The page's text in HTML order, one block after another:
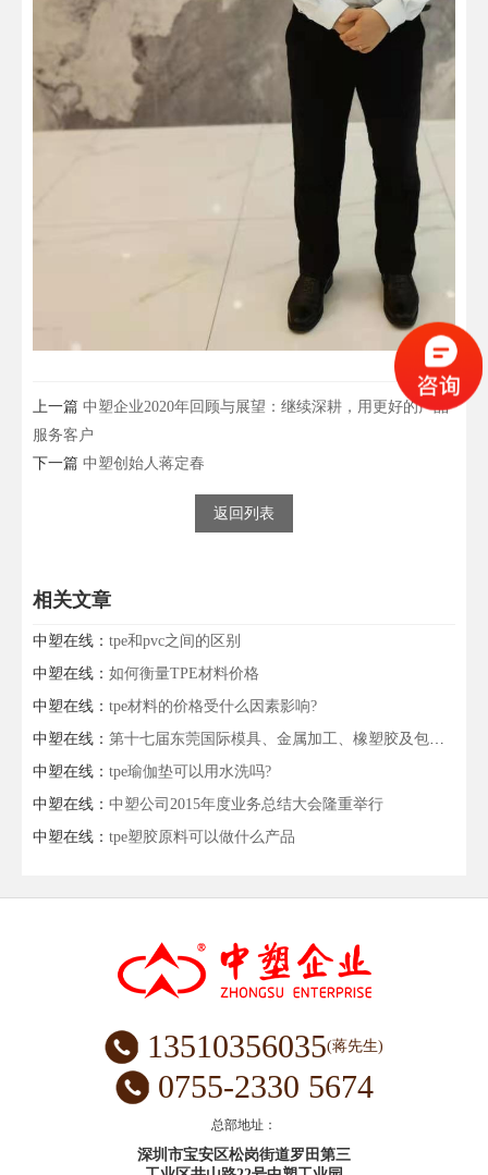
上一篇 中塑企业2020年回顾与展望：继续深耕，用更好的产品
服务客户
下一篇 中塑创始人蒋定春
返回列表
相关文章
中塑在线： tpe和pvc之间的区别
中塑在线： 如何衡量TPE材料价格
中塑在线： tpe材料的价格受什么因素影响?
中塑在线： 第十七届东莞国际模具、金属加工、橡塑胶及包装展会
中塑在线： tpe瑜伽垫可以用水洗吗?
中塑在线： 中塑公司2015年度业务总结大会隆重举行
中塑在线： tpe塑胶原料可以做什么产品
13510356035(蒋先生)
0755-2330 5674
总部地址：
深圳市宝安区松岗街道罗田第三